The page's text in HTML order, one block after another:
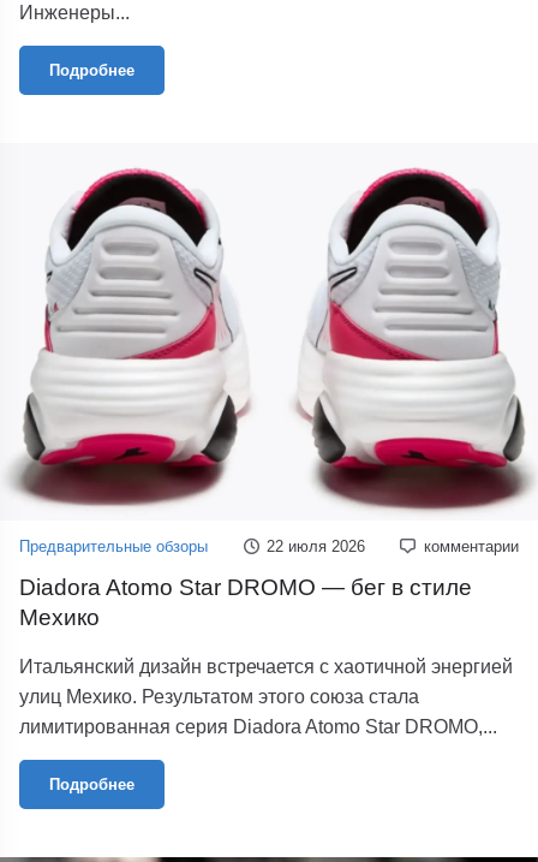
Инженеры...
Подробнее
Предварительные обзоры 22 июля 2026 комментарии
Diadora Atomo Star DROMO — бег в стиле
Мехико
Итальянский дизайн встречается с хаотичной энергией
улиц Мехико. Результатом этого союза стала
лимитированная серия Diadora Atomo Star DROMO,...
Подробнее